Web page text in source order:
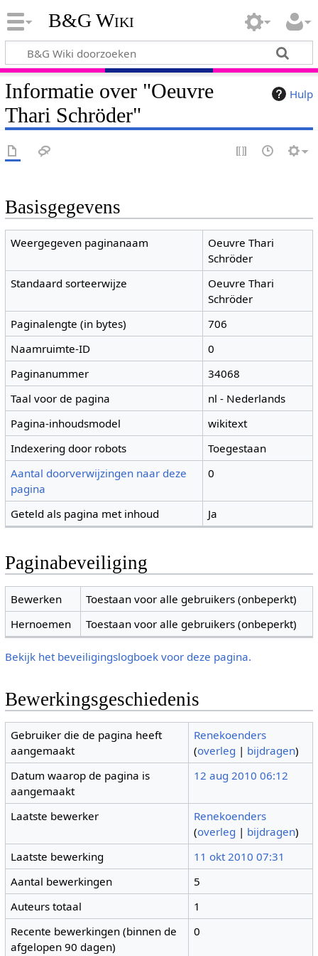
B&G Wiki
Hulp
Informatie over "Oeuvre
Thari Schröder"
Basisgegevens
Weergegeven paginanaam
Oeuvre Thari
Schröder
Standaard sorteerwijze
Oeuvre Thari
Schröder
Paginalengte (in bytes)
706
Naamruimte-ID
0
Paginanummer
34068
Taal voor de pagina
nl - Nederlands
Pagina-inhoudsmodel
wikitext
Indexering door robots
Toegestaan
Aantal doorverwijzingen naar deze
pagina
0
Geteld als pagina met inhoud Ja
Paginabeveiliging
Bewerken
Toestaan voor alle gebruikers (onbeperkt)
Hernoemen
Toestaan voor alle gebruikers (onbeperkt)
Bekijk het beveiligingslogboek voor deze pagina.
Bewerkingsgeschiedenis
Gebruiker die de pagina heeft
aangemaakt
Renekoenders
(overleg | bijdragen)
Datum waarop de pagina is
aangemaakt
12 aug 2010 06:12
Laatste bewerker
Renekoenders
(overleg | bijdragen)
Laatste bewerking
11 okt 2010 07:31
Aantal bewerkingen
5
Auteurs totaal
1
Recente bewerkingen (binnen de
afgelopen 90 dagen)
0